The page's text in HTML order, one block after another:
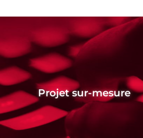
Projet sur-mesure